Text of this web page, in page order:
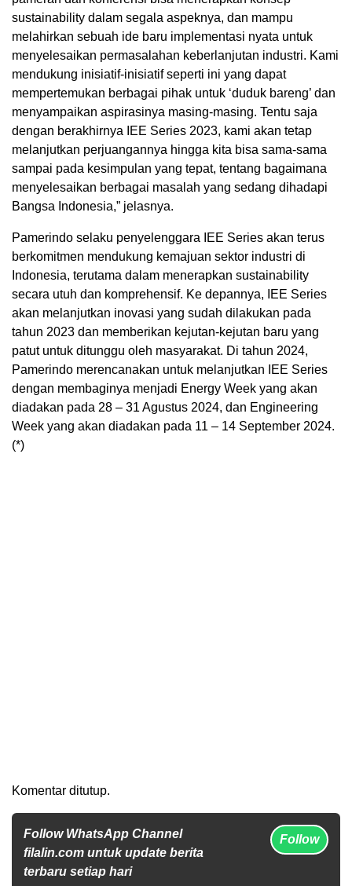
sustainability dalam segala aspeknya, dan mampu
melahirkan sebuah ide baru implementasi nyata untuk
menyelesaikan permasalahan keberlanjutan industri. Kami
mendukung inisiatif-inisiatif seperti ini yang dapat
mempertemukan berbagai pihak untuk ‘duduk bareng’ dan
menyampaikan aspirasinya masing-masing. Tentu saja
dengan berakhirnya IEE Series 2023, kami akan tetap
melanjutkan perjuangannya hingga kita bisa sama-sama
sampai pada kesimpulan yang tepat, tentang bagaimana
menyelesaikan berbagai masalah yang sedang dihadapi
Bangsa Indonesia,” jelasnya.
Pamerindo selaku penyelenggara IEE Series akan terus
berkomitmen mendukung kemajuan sektor industri di
Indonesia, terutama dalam menerapkan sustainability
secara utuh dan komprehensif. Ke depannya, IEE Series
akan melanjutkan inovasi yang sudah dilakukan pada
tahun 2023 dan memberikan kejutan-kejutan baru yang
patut untuk ditunggu oleh masyarakat. Di tahun 2024,
Pamerindo merencanakan untuk melanjutkan IEE Series
dengan membaginya menjadi Energy Week yang akan
diadakan pada 28 – 31 Agustus 2024, dan Engineering
Week yang akan diadakan pada 11 – 14 September 2024.
(*)
Komentar ditutup.
Follow WhatsApp Channel
filalin.com untuk update berita
terbaru setiap hari
Follow